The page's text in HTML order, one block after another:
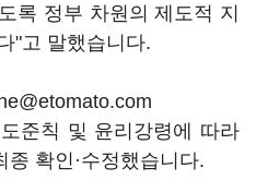
록 정부 차원의 제도적 지
"고 말했습니다.
준칙 및 윤리강령에 따라
확인·수정했습니다.